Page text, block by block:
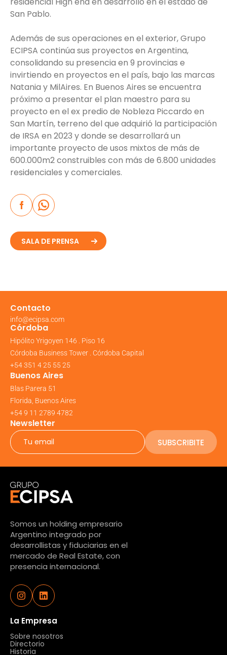
San Pablo.
Además de sus operaciones en el exterior, Grupo
ECIPSA continúa sus proyectos en Argentina,
consolidando su presencia en 9 provincias e
invirtiendo en proyectos en el país, bajo las marcas
Natania y MilAires. En Buenos Aires se encuentra
próximo a presentar el plan maestro para su
proyecto en el ex predio de Nobleza Piccardo en
San Martín, terreno del que adquirió la participación
de IRSA en 2023 y donde se desarrollará un
importante proyecto de usos mixtos de más de
600.000m2 construibles con más de 6.800 unidades
residenciales y comerciales.
SALA DE PRENSA
Contacto
info@ecipsa.com
Córdoba
Hipólito Yrigoyen 146 . Piso 16
Córdoba Business Tower . Córdoba Capital
+54 351 4 25 55 25
Buenos Aires
Blas Parera 51
Florida, Buenos Aires
+54 9 11 2789 4782
Newsletter
SUBSCRIBITE
Somos un holding empresario
Argentino integrado por
desarrollistas y fiduciarias en el
mercado de Real Estate, con
presencia internacional.
La Empresa
Sobre nosotros
Directorio
Historia